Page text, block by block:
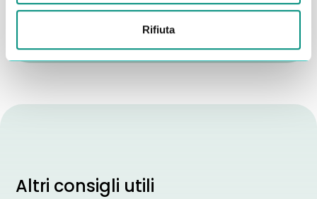
Rifiuta
INVIA
Altri consigli utili